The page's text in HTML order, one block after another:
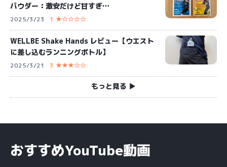
パウダー：激安だけど甘すぎ…
2025/3/23 1 ★☆☆☆☆
WELLBE Shake Hands レビュー【ウエスト
に差し込むランニングボトル】
2025/3/21 3 ★★★☆☆
もっと見る ▶︎
おすすめYouTube動画